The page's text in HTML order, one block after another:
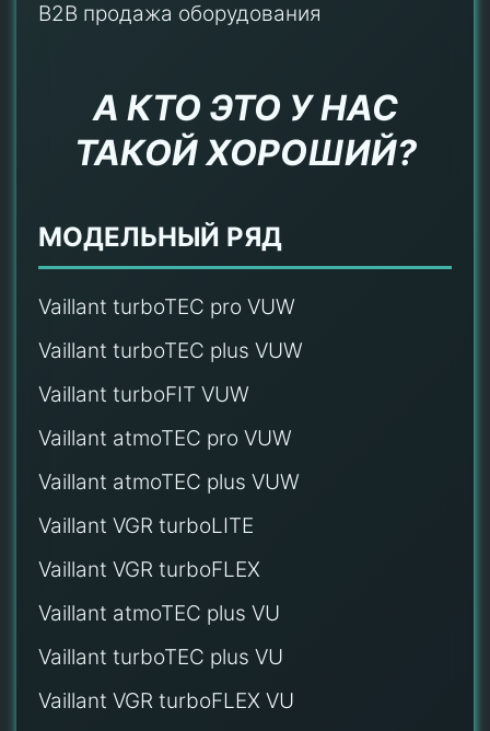
B2B продажа оборудования
А КТО ЭТО У НАС
ТАКОЙ ХОРОШИЙ?
МОДЕЛЬНЫЙ РЯД
Vaillant turboTEC pro VUW
Vaillant turboTEC plus VUW
Vaillant turboFIT VUW
Vaillant atmoTEC pro VUW
Vaillant atmoTEC plus VUW
Vaillant VGR turboLITE
Vaillant VGR turboFLEX
Vaillant atmoTEC plus VU
Vaillant turboTEC plus VU
Vaillant VGR turboFLEX VU